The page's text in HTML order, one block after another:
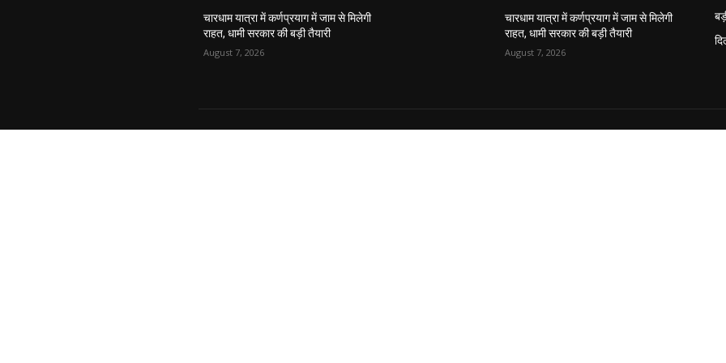
चारधाम यात्रा में कर्णप्रयाग में जाम से मिलेगी
राहत, धामी सरकार की बड़ी तैयारी
August 7, 2026
चारधाम यात्रा में कर्णप्रयाग में जाम से मिलेगी
राहत, धामी सरकार की बड़ी तैयारी
August 7, 2026